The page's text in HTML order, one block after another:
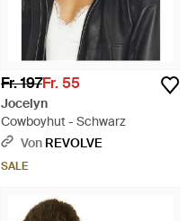
Fr. 197Fr. 55
Jocelyn
Cowboyhut - Schwarz
Von REVOLVE
SALE